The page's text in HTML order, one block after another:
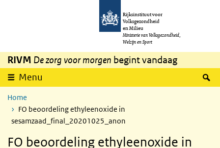
Overslaan en naar de inhoud gaan
Rijksinstituut voor
Volksgezondheid
en Milieu
Ministerie van Volksgezondheid,
Welzijn en Sport
RIVM De zorg voor morgen begint vandaag
Menu
Home
FO beoordeling ethyleenoxide in
sesamzaad_final_20201025_anon
FO beoordeling ethyleenoxide in